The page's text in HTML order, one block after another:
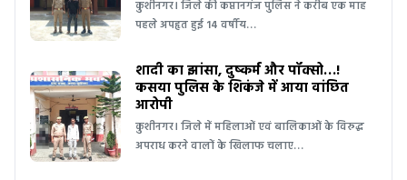
कुशीनगर। जिले की कप्तानगंज पुलिस ने करीब एक माह
पहले अपहृत हुई 14 वर्षीय…
शादी का झांसा, दुष्कर्म और पॉक्सो…!
कसया पुलिस के शिकंजे में आया वांछित
आरोपी
कुशीनगर। जिले में महिलाओं एवं बालिकाओं के विरुद्ध
अपराध करने वालों के खिलाफ चलाए…